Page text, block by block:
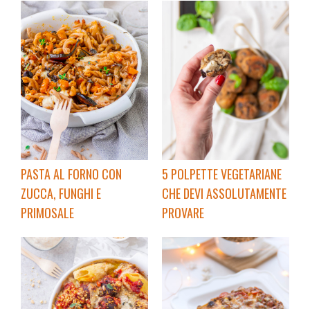
PASTA AL FORNO CON
ZUCCA, FUNGHI E
PRIMOSALE
5 POLPETTE VEGETARIANE
CHE DEVI ASSOLUTAMENTE
PROVARE